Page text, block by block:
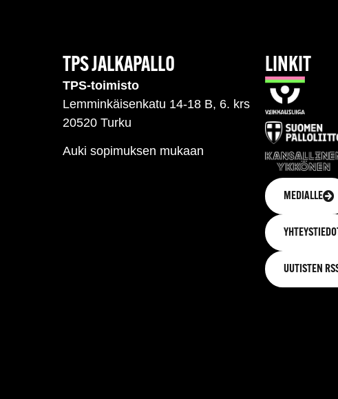
TPS JALKAPALLO
TPS-toimisto
Lemminkäisenkatu 14-18 B, 6. krs
20520 Turku
Auki sopimuksen mukaan
LINKIT
MEDIALLE
UUTISTEN